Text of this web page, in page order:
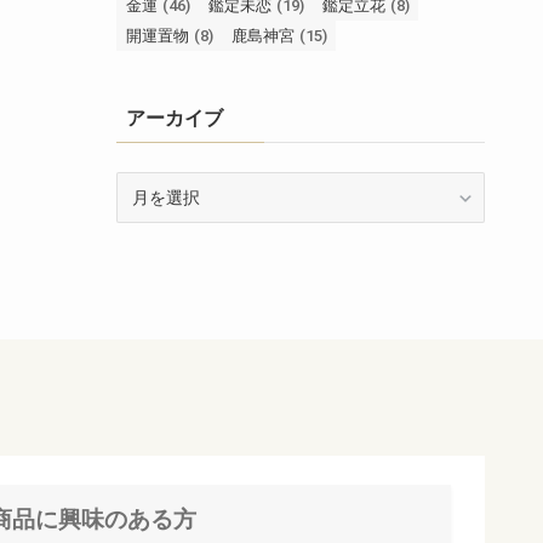
金運 (46) 鑑定未恋 (19) 鑑定立花 (8)
開運置物 (8) 鹿島神宮 (15)
アーカイブ
品に興味のある方